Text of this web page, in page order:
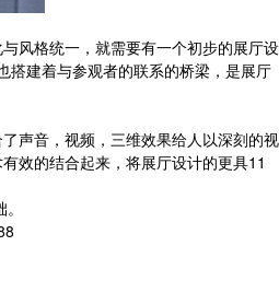
风格统一，就需要有一个初步的展厅设
搭建着与参观者的联系的桥梁，是展厅
声音，视频，三维效果给人以深刻的视
效的结合起来，将展厅设计的更具11